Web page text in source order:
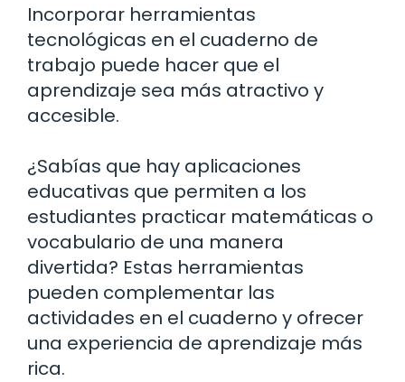
Incorporar herramientas
tecnológicas en el cuaderno de
trabajo puede hacer que el
aprendizaje sea más atractivo y
accesible.
¿Sabías que hay aplicaciones
educativas que permiten a los
estudiantes practicar matemáticas o
vocabulario de una manera
divertida? Estas herramientas
pueden complementar las
actividades en el cuaderno y ofrecer
una experiencia de aprendizaje más
rica.